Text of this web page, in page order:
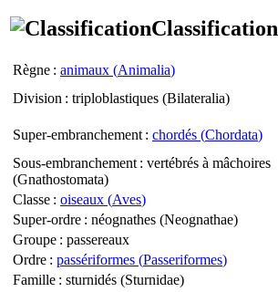
Classification
Règne : animaux (Animalia)
Division : triploblastiques (Bilateralia)
Super-embranchement : chordés (Chordata)
Sous-embranchement : vertébrés à mâchoires
(Gnathostomata)
Classe : oiseaux (Aves)
Super-ordre : néognathes (Neognathae)
Groupe : passereaux
Ordre : passériformes (Passeriformes)
Famille : sturnidés (Sturnidae)